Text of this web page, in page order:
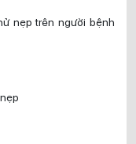
nẹp trên người bệnh